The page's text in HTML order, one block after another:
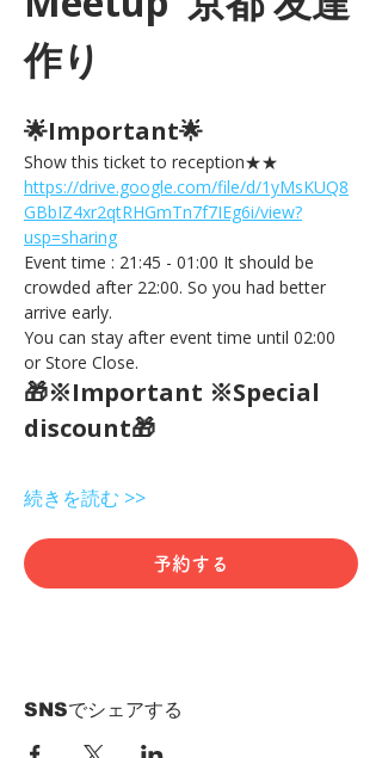
作り
🌟Important🌟
Show this ticket to reception★★
https://drive.google.com/file/d/1yMsKUQ8
GBbIZ4xr2qtRHGmTn7f7IEg6i/view?
usp=sharing
Event time : 21:45 - 01:00 It should be
crowded after 22:00. So you had better
arrive early.
You can stay after event time until 02:00
or Store Close.
🎁※Important ※Special
discount🎁
続きを読む >>
予約する
SNSでシェアする